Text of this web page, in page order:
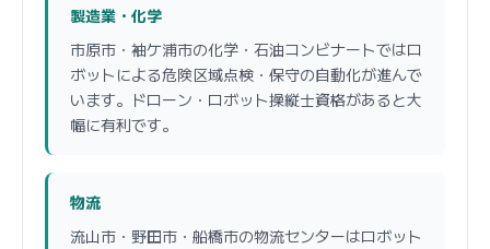
製造業・化学
市原市・袖ケ浦市の化学・石油コンビナートではロ
ボットによる危険区域点検・保守の自動化が進んで
います。ドローン・ロボット操縦士資格があると大
幅に有利です。
物流
流山市・野田市・船橋市の物流センターはロボット